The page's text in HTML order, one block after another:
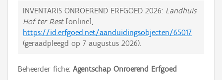
INVENTARIS ONROEREND ERFGOED 2026: Landhuis
Hof ter Rest[online],
https://id.erfgoed.net/aanduidingsobjecten/65017
(geraadpleegd op 7 augustus 2026).
Beheerder fiche: Agentschap Onroerend Erfgoed